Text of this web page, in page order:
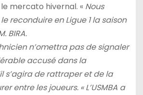
mercato hivernal. «Nous
reconduire en Ligue 1 la saison
BIRA.
n’omettra pas de signaler
accusé dans la
s’agira de rattraper et de la
entre les joueurs. «L’USMBA a